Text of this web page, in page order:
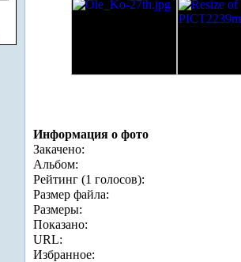
Информация о фото
Закачено:
Альбом:
Рейтинг (1 голосов):
Размер файла:
Размеры:
Показано:
URL:
Избранное: